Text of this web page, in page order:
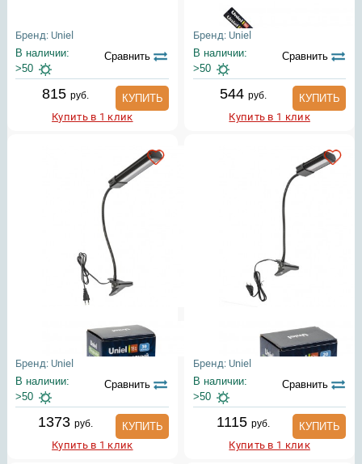
Бренд: Uniel
В наличии:
>50
Сравнить
815руб.
КУПИТЬ
Купить в 1 клик
Бренд: Uniel
В наличии:
>50
Сравнить
544 руб.
КУПИТЬ
Купить в 1 клик
Бренд: Uniel
В наличии:
>50
Сравнить
1373руб.
КУПИТЬ
Купить в 1 клик
Бренд: Uniel
В наличии:
>50
Сравнить
1115 руб.
КУПИТЬ
Купить в 1 клик